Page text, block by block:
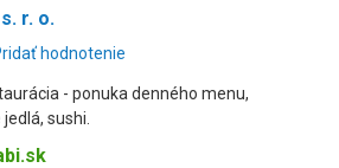
r. o.
hodnotenie
- ponuka denného menu,
sushi.